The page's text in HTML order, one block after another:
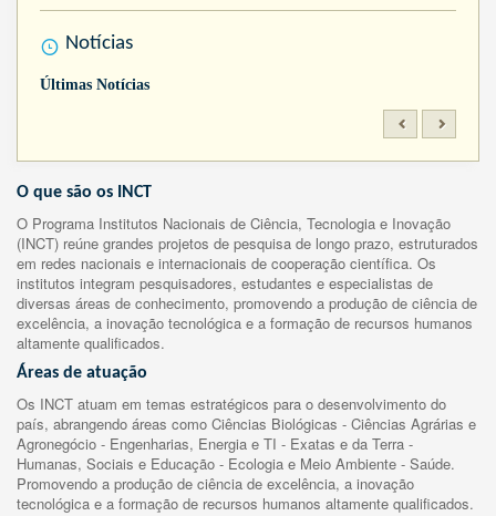
Notícias
Últimas Notícias
O que são os INCT
O Programa Institutos Nacionais de Ciência, Tecnologia e Inovação
(INCT) reúne grandes projetos de pesquisa de longo prazo, estruturados
em redes nacionais e internacionais de cooperação científica. Os
institutos integram pesquisadores, estudantes e especialistas de
diversas áreas de conhecimento, promovendo a produção de ciência de
excelência, a inovação tecnológica e a formação de recursos humanos
altamente qualificados.
Áreas de atuação
Os INCT atuam em temas estratégicos para o desenvolvimento do
país, abrangendo áreas como Ciências Biológicas - Ciências Agrárias e
Agronegócio - Engenharias, Energia e TI - Exatas e da Terra -
Humanas, Sociais e Educação - Ecologia e Meio Ambiente - Saúde.
Promovendo a produção de ciência de excelência, a inovação
tecnológica e a formação de recursos humanos altamente qualificados.